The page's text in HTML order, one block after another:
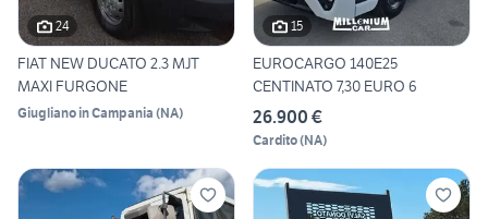
24
FIAT NEW DUCATO 2.3 MJT
MAXI FURGONE
Giugliano in Campania (NA)
15
EUROCARGO 140E25
CENTINATO 7,30 EURO 6
26.900 €
Cardito(NA)